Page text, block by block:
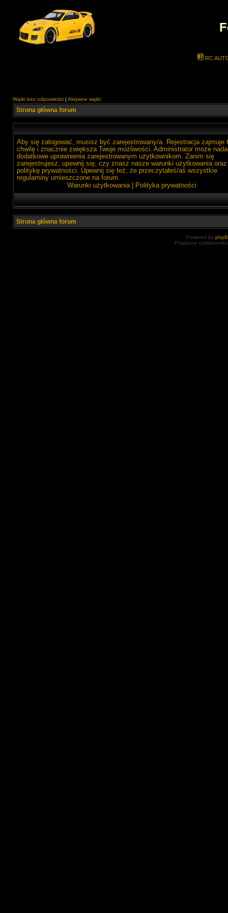
RC
Wątki bez odpowiedzi | Aktywne wątki
Strona główna forum
Aby się zalogować, musisz być zarejestrowany/a. Rejestracja zajmuje
chwilę i znacznie zwiększa Twoje możliwości. Administrator może
dodatkowe uprawnienia zarejestrowanym użytkownikom. Zanim się
zarejestrujesz, upewnij się, czy znasz nasze warunki użytkowania oraz
politykę prywatności. Upewnij się też, że przeczytałeś/aś wszystkie
regulaminy umieszczone na forum.
Warunki użytkowania| Polityka prywatności
Strona główna forum
Powered by
Przyjazne